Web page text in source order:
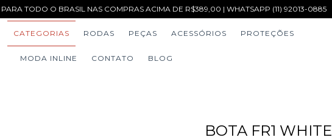
PARA TODO O BRASIL NAS COMPRAS ACIMA DE R$389,00 | WHATSAPP (11) 92013-0885
CATEGORIAS RODAS PEÇAS ACESSÓRIOS PROTEÇÕES
MODA INLINE CONTATO BLOG
BOTA FR1 WHITE